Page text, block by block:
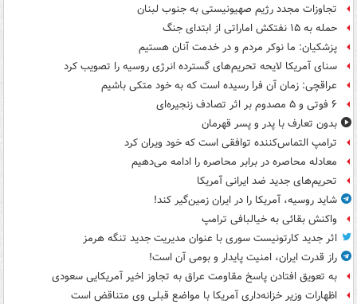
تجاوزات مجدد رژیم صهیونیستی به جنوب لبنان
حمله به ۱۵ نفتکش‌ اماراتی از ابتدای جنگ
پزشکیان: ما نوکر مردم و در خدمت آنان هستیم
سنای آمریکا لایحه تحریم‌های گسترده انرژی روسیه را تصویب کرد
عراقچی: زمان آن فرا رسیده است که به خود متکی باشیم
۶ فوتی و ۵ مصدوم بر اثر تصادف زنجیره‌ای
بدون تعارف با پدر و پسر قهرمان
ترامپ التماس‌کننده توافقی است که خود ویران کرد
معادله محاصره در برابر محاصره را ادامه می‌دهیم
تحریم‌های جدید ضد ایرانی آمریکا
شاید روسیه، آمریکا را در ایران زمین‌گیر کند!
واکنش بقائی به خیالبافی ترامپ
اثر جدید کارتونیست سوری با عنوان مدیریت جدید تنگه هرمز
راز قدرت ایران، امنیت پایدار و بومی آن است!
به تعویق افتادن پاسخ مقاومت عراق به تجاوز اخیر آمریکایی سعودی
اظهارات وزیر خزانه‌داری آمریکا با مواضع قبلی وی متناقض است